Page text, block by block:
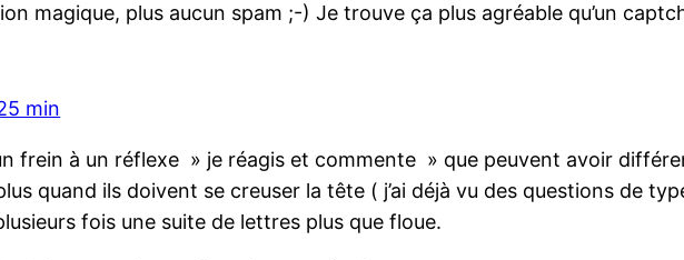
magique, plus aucun spam ;-) Je trouve ça plus agréable qu’un
min
frein à un réflexe » je réagis et commente » que peuvent avoir
quand ils doivent se creuser la tête ( j’ai déjà vu des questions de
fois une suite de lettres plus que floue.